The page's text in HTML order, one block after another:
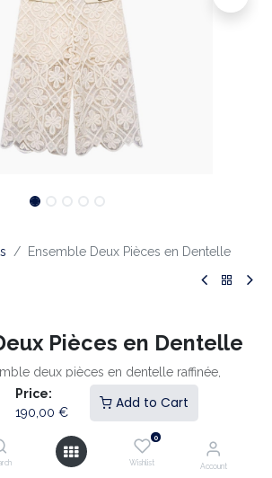
Price:
190,00 €
Add to Cart
0
Wishlist Account
Ensemble Deux Pièces en Dentelle
Pièces en Dentelle
deux pièces en dentelle raffinée,
courte élégante avec col et boutons
culotte assortie taille haute. La riche
une touche sophistiquée. Idéal pour une
autre occasion festive. À associer